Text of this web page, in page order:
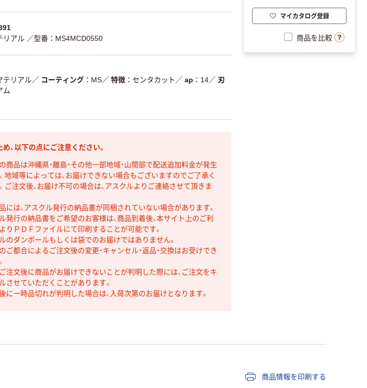
リアル ／型番：MS4MCD0550
テリアル／ コーティング MS／ 特徴 センタカット ／ ap 14／ 刃
ム
、以下の点にご注意ください。
商品は沖縄県・離島・その他一部地域・山間部で配送追加料金が発生
地域等によっては、お届けできない場合もございますのでご了承く
ご注文後、お届け不可の場合は、アスクルよりご連絡させて頂きま
には、アスクル発行の納品書が同梱されていない場合があります。
発行の納品書をご希望のお客様は、商品到着後、本サイト上のご利
りＰＤＦファイルにて印刷することが可能です。
のダンボールもしくは袋でのお届けではありません。
ご都合によるご注文後の変更・キャンセル・返品・交換はお受けでき
注文後に商品がお届けできないことが判明した際には、ご注文をキ
させていただくことがあります。
に一時品切れが判明した場合は、入荷次第のお届けとなります。
マイカタログ登録
商品を比較
商品情報を印刷する